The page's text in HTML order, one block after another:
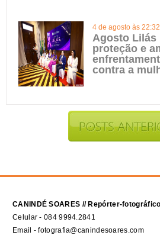
4 de agosto às 22:32
Agosto Lilás
proteção e
contra a
CANINDÉ SOARES // Repórter-fotográfico
Celular - 084 9994.2841
Email - fotografia@canindesoares.com